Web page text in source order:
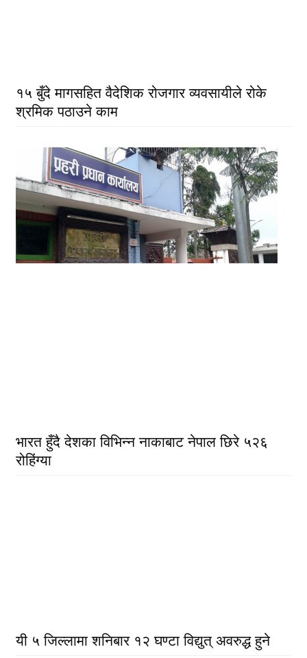
१५ बुँदे मागसहित वैदेशिक रोजगार व्यवसायीले रोके
श्रमिक पठाउने काम
भारत हुँदै देशका विभिन्न नाकाबाट नेपाल छिरे ५२६
रोहिंग्या
यी ५ जिल्लामा शनिबार १२ घण्टा विद्युत् अवरुद्ध हुने